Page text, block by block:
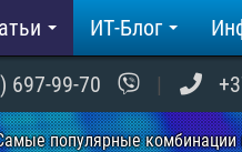
697-99-70
ИТ-Блог
популярные комбинации